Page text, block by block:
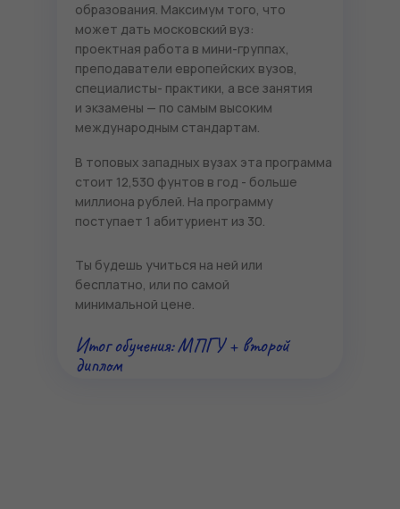
образования. Максимум того, что
может дать московский вуз:
проектная работа в мини-группах,
преподаватели европейских вузов,
специалисты- практики, а все занятия
и экзамены — по самым высоким
международным стандартам.
В топовых западных вузах эта программа
стоит 12,530 фунтов в год - больше
миллиона рублей. На программу
поступает 1 абитуриент из 30.
Ты будешь учиться на ней или
бесплатно, или по самой
минимальной цене.
Итог обучения: МПГУ + второй
диплом